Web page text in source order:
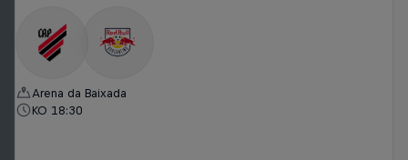
Arena da Baixada
KO 18:30